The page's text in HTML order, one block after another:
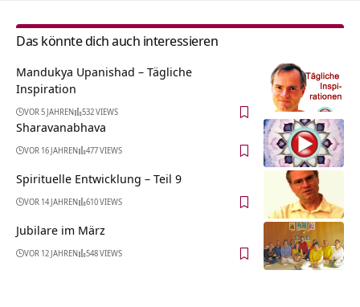
Das könnte dich auch interessieren
Mandukya Upanishad – Tägliche
Inspiration
VOR 5 JAHREN 532 VIEWS
Sharavanabhava
VOR 16 JAHREN 477 VIEWS
Spirituelle Entwicklung – Teil 9
VOR 14 JAHREN 610 VIEWS
Jubilare im März
VOR 12 JAHREN 548 VIEWS